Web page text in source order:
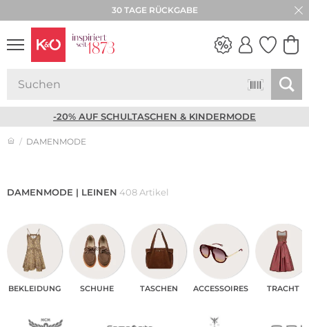
★★★★★ 4,8 / 5,0 STERNE
-20% AUF SCHULTASCHEN & KINDERMODE
DAMENMODE
DAMENMODE | LEINEN 408 Artikel
BEKLEI­DUNG SCHUHE TASCHEN ACCES­SOIRES TRACHT